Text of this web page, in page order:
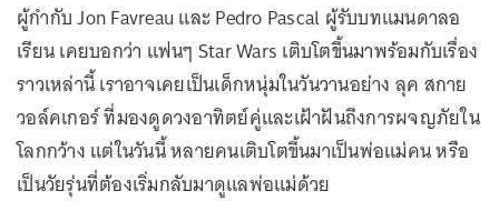
ผู้กำกับ Jon Favreau และ Pedro Pascal ผู้รับบทแมนดาลอ
เรียน เคยบอกว่า แฟนๆ Star Wars เติบโตขึ้นมาพร้อมกับเรื่อง
ราวเหล่านี้ เราอาจเคยเป็นเด็กหนุ่มในวันวานอย่าง ลุค สกาย
วอล์คเกอร์ ที่มองดูดวงอาทิตย์คู่และเฝ้าฝันถึงการผจญภัยใน
โลกกว้าง แต่ในวันนี้ หลายคนเติบโตขึ้นมาเป็นพ่อแม่คน หรือ
เป็นวัยรุ่นที่ต้องเริ่มกลับมาดูแลพ่อแม่ด้วย